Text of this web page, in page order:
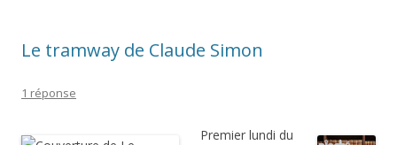
Le tramway de Claude Simon
1 réponse
Premier lundi du